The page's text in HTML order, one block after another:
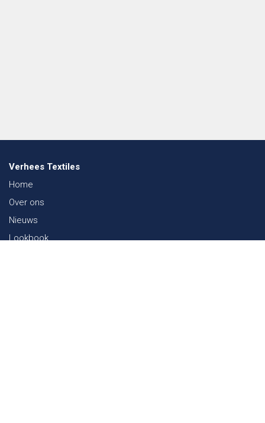
Verhees Textiles
Home
Over ons
Nieuws
Lookbook